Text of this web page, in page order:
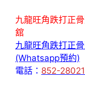
九龍旺角跌打正
舘
九龍旺角跌打正
(Whatsapp預約)
電話： 852-